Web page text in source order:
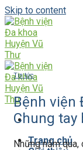
Skip to content
Trang chủ
Tin tức
Bệnh viện
Chung tay
Những năm